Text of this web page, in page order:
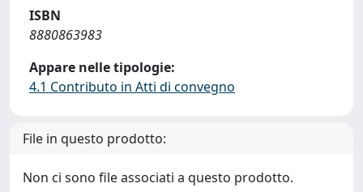
ISBN
8880863983
Appare nelle tipologie:
4.1 Contributo in Atti di convegno
File in questo prodotto:
Non ci sono file associati a questo prodotto.